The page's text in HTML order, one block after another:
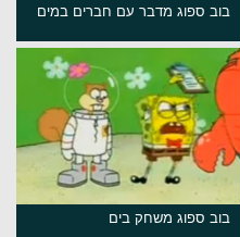
בוב ספוג מדבר עם חברים במים
בוב ספוג משחק בים